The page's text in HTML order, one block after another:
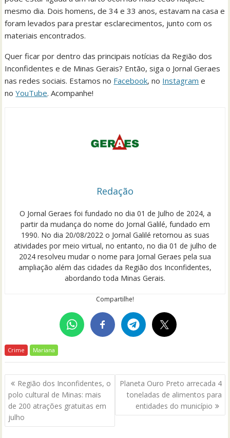
mesmo dia. Dois homens, de 34 e 33 anos, estavam na casa e
foram levados para prestar esclarecimentos, junto com os
materiais encontrados.
Quer ficar por dentro das principais notícias da Região dos
Inconfidentes e de Minas Gerais? Então, siga o Jornal Geraes
nas redes sociais. Estamos no Facebook, no Instagram e
noYouTube. Acompanhe!
Redação
O Jornal Geraes foi fundado no dia 01 de Julho de 2024, a
partir da mudança do nome do Jornal Galilé, fundado em
1990. No dia 20/08/2022 o Jornal Galilé retornou as suas
atividades por meio virtual, no entanto, no dia 01 de julho de
2024 resolveu mudar o nome para Jornal Geraes pela sua
ampliação além das cidades da Região dos Inconfidentes,
abordando toda Minas Gerais.
Compartilhe!
Crime Mariana
Navegação
de
Post
Região dos Inconfidentes, o
polo cultural de Minas: mais
de 200 atrações gratuitas em
julho
Planeta Ouro Preto arrecada 4
toneladas de alimentos para
entidades do município